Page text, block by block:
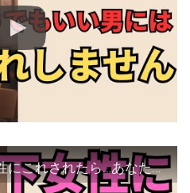
【脈あり確定】年下女性にこれされたら…あなたはもう特別な存在かもしれません【マナの恋愛心理学】